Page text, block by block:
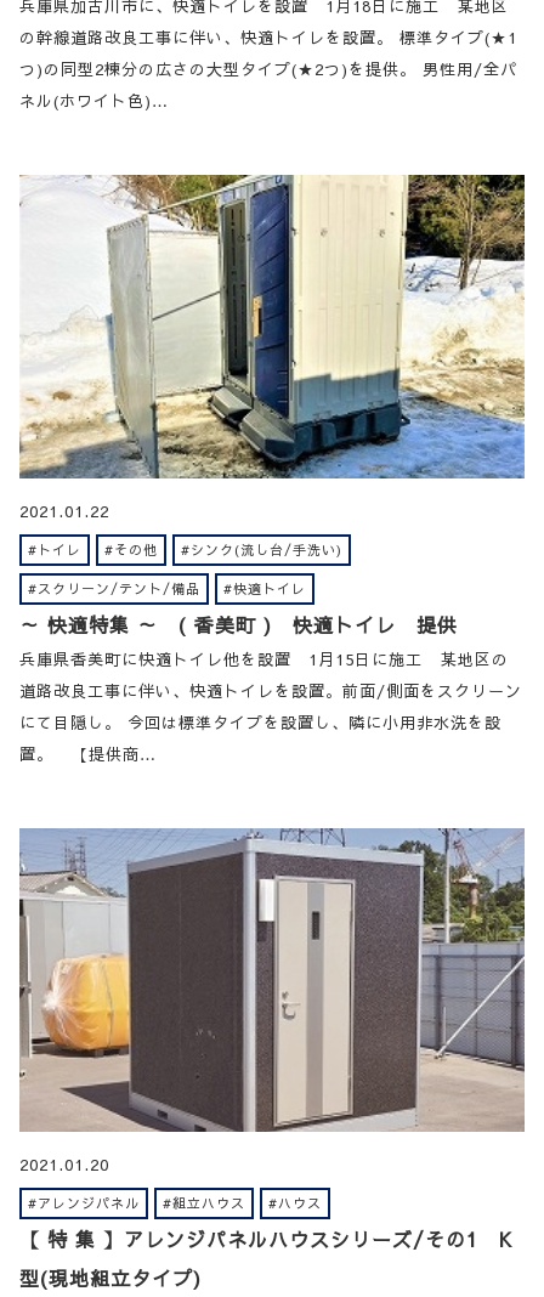
兵庫県加古川市に、快適トイレを設置 1月18日に施工 某地区
の幹線道路改良工事に伴い、快適トイレを設置。 標準タイプ(★1
つ)の同型2棟分の広さの大型タイプ(★2つ)を提供。 男性用/全パ
ネル(ホワイト色)…
2021.01.22
#トイレ #その他 #シンク(流し台/手洗い)
#スクリーン/テント/備品 #快適トイレ
～ 快適特集 ～ ( 香美町 ) 快適トイレ 提供
兵庫県香美町に快適トイレ他を設置 1月15日に施工 某地区の
道路改良工事に伴い、快適トイレを設置。前面/側面をスクリーン
にて目隠し。 今回は標準タイプを設置し、隣に小用非水洗を設
置。 【提供商…
2021.01.20
#アレンジパネル #組立ハウス #ハウス
【 特 集 】アレンジパネルハウスシリーズ/その1 K
型(現地組立タイプ)